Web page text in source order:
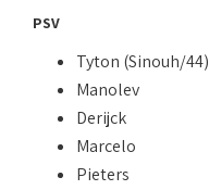
PSV
Tyton (Sinouh/44)
Manolev
Derijck
Marcelo
Pieters